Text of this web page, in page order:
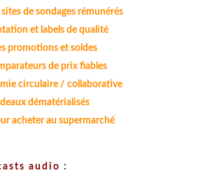
de sondages rémunérés
et labels de qualité
promotions et soldes
de prix fiables
circulaire / collaborative
dématérialisés
acheter au supermarché
audio :